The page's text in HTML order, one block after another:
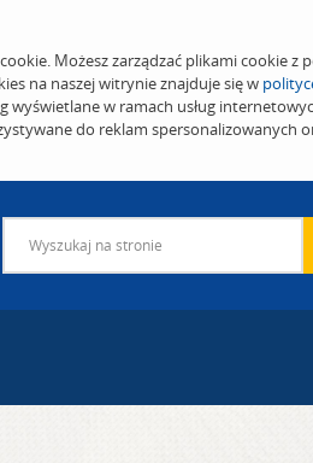
Możesz zarządzać plikami cookie z
na naszej witrynie znajduje się w
w ramach usług
do reklam spersonalizowanych